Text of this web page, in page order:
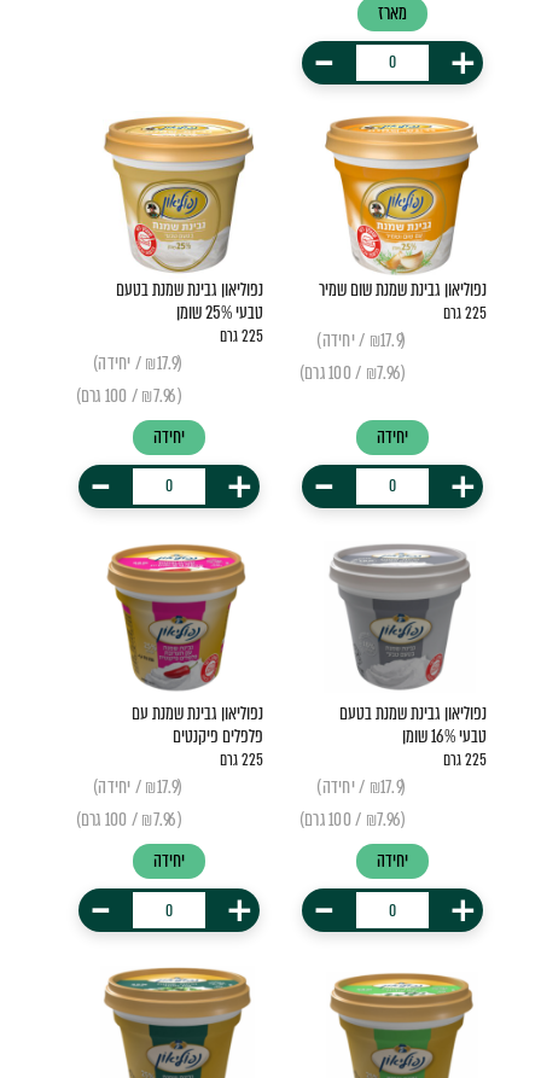
מארז
+
-
נפוליאון גבינת שמנת שום שמיר
225 גרם
(₪17.9 / יחידה)
(₪7.96 / 100 גרם)
יחידה
+
-
נפוליאון גבינת שמנת בטעם
טבעי 25% שומן
225 גרם
(₪17.9 / יחידה)
(₪7.96 / 100 גרם)
יחידה
+
-
נפוליאון גבינת שמנת בטעם
טבעי 16% שומן
225 גרם
(₪17.9 / יחידה)
(₪7.96 / 100 גרם)
יחידה
+
-
נפוליאון גבינת שמנת עם
פלפלים פיקנטים
225 גרם
(₪17.9 / יחידה)
(₪7.96 / 100 גרם)
יחידה
+
-